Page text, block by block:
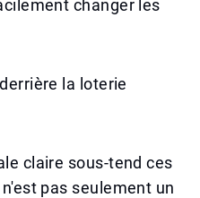
changer les
la loterie
claire sous-tend ces
pas seulement un